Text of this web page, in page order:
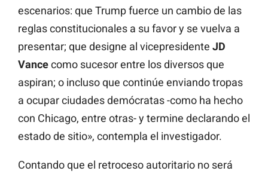
escenarios: que Trump fuerce un cambio de las
reglas constitucionales a su favor y se vuelva a
presentar; que designe al vicepresidente JD
Vancecomo sucesor entre los diversos que
aspiran; o incluso que continúe enviando tropas
a ocupar ciudades demócratas -como ha hecho
con Chicago, entre otras- y termine declarando el
estado de sitio», contempla el investigador.
Contando que el retroceso autoritario no será